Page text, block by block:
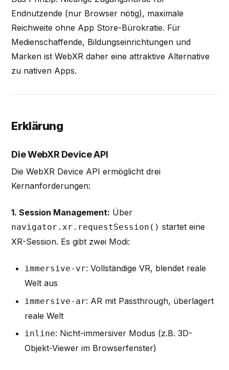
Endnutzende (nur Browser nötig), maximale
Reichweite ohne App Store-Bürokratie. Für
Medienschaffende, Bildungseinrichtungen und
Marken ist WebXR daher eine attraktive Alternative
zu nativen Apps.
Erklärung
Die WebXR Device API
Die WebXR Device API ermöglicht drei
Kernanforderungen:
1. Session Management: Über
navigator.xr.requestSession() startet eine
XR-Session. Es gibt zwei Modi:
immersive-vr: Vollständige VR, blendet reale
Welt aus
immersive-ar: AR mit Passthrough, überlagert
reale Welt
inline: Nicht-immersiver Modus (z.B. 3D-
Objekt-Viewer im Browserfenster)